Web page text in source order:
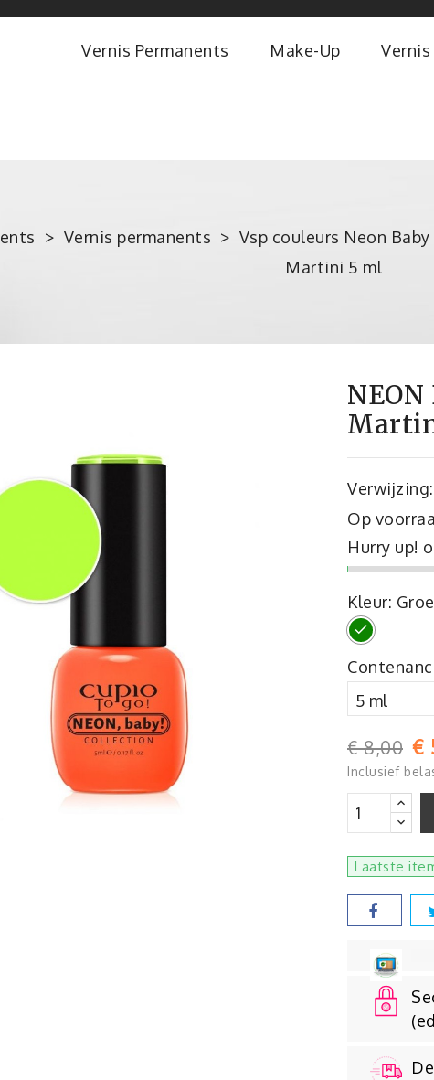
Vernis Permanents Make-Up Vernis
Vernis permanents Vsp couleurs Neon
Martini 5 ml
Verwijzing:
Op
Hurry up!
Kleur:
Groen
€ 8,00 €
Inclusief
Laatste